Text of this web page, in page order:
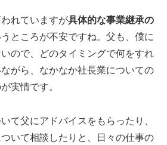
われていますが具体的な事業継承の
うところが不安ですね。父も、僕に
ので、どのタイミングで何をすれ
がら、なかなか社長業についての
実情です。
て父にアドバイスをもらったり、
いて相談したりと、日々の仕事の